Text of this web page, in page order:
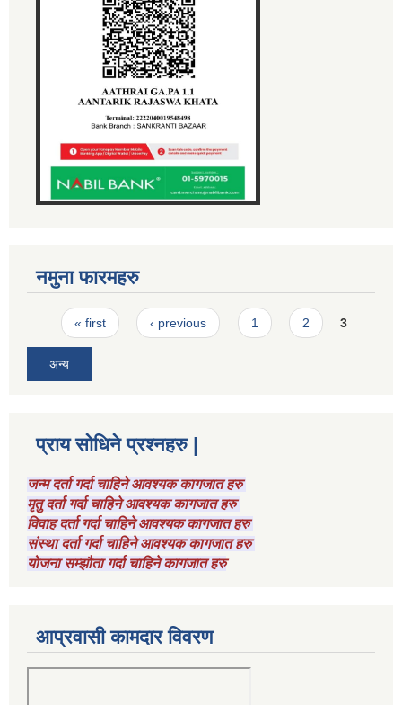
नमुना फारमहरु
Pages
« first ‹ previous 1 2 3
अन्य
प्राय सोधिने प्रश्नहरु |
जन्म दर्ता गर्दा चाहिने आवश्यक कागजात हरु
मृतु दर्ता गर्दा चाहिने आवश्यक कागजात हरु
विवाह दर्ता गर्दा चाहिने आवश्यक कागजात हरु
संस्था दर्ता गर्दा चाहिने आवश्यक कागजात हरु
योजना सम्झौता गर्दा चाहिने कागजात हरु
आप्रवासी कामदार विवरण